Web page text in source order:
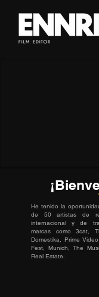
He tenido la
de 50 artistas de
internacional y de
marcas como 3cat,
Domestika, Prime
Fest, Munich, The
Real Estate.